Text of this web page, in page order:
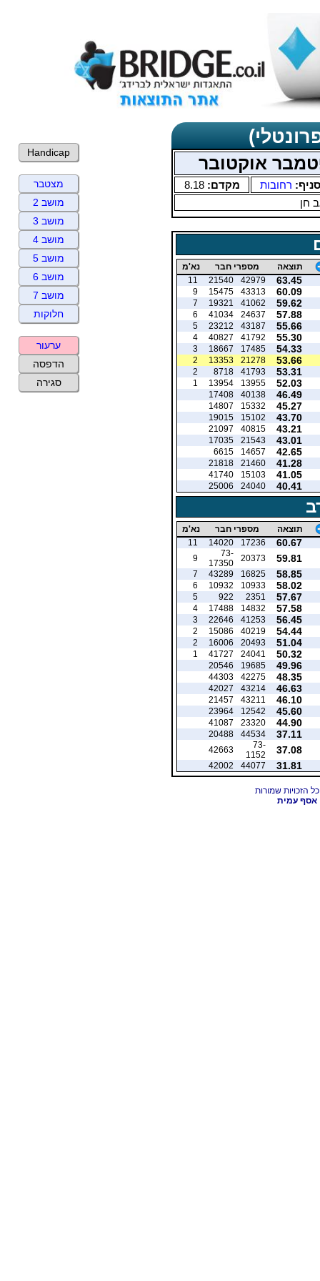
אוקטובר
סניף: רחובות מקדם:8.18
חן
תוצאה מספרי חבר נא'מ
63.45
42979
21540
11
60.09
43313
15475
9
59.62
41062
19321
7
57.88
24637
41034
6
55.66
43187
23212
5
55.30
41792
40827
4
54.33
17485
18667
3
53.66
21278
13353
2
53.31
41793
8718
2
52.03
13955
13954
1
46.49
40138
17408
45.27
15332
14807
43.70
15102
19015
43.21
40815
21097
43.01
21543
17035
42.65
14657
6615
41.28
21460
21818
41.05
15103
41740
40.41
24040
25006
תוצאה מספרי חבר נא'מ
60.67
17236
14020
11
59.81
20373
73-
17350
9
58.85
16825
43289
7
58.02
10933
10932
6
57.67
2351
922
5
57.58
14832
17488
4
56.45
41253
22646
3
54.44
40219
15086
2
51.04
20493
16006
2
50.32
24041
41727
1
49.96
19685
20546
48.35
42275
44303
46.63
43214
42027
46.10
43211
21457
45.60
12542
23964
44.90
23320
41087
37.11
44534
20488
37.08
73-
1152
42663
31.81
44077
42002
אסף עמית
Handicap
מצטבר
מושב 2
מושב 3
מושב 4
מושב 5
מושב 6
מושב 7
חלוקות
ערעור
הדפסה
סגירה